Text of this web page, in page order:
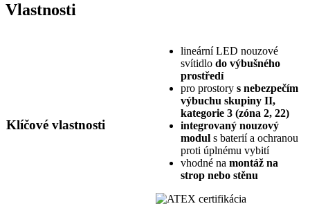
Vlastnosti
Klíčové vlastnosti
lineární LED nouzové
svítidlo do výbušného
prostředí
pro prostory s nebezpečím
výbuchu skupiny II,
kategorie 3 (zóna 2, 22)
integrovaný nouzový
modul s baterií a ochranou
proti úplnému vybití
vhodné na montáž na
strop nebo stěnu